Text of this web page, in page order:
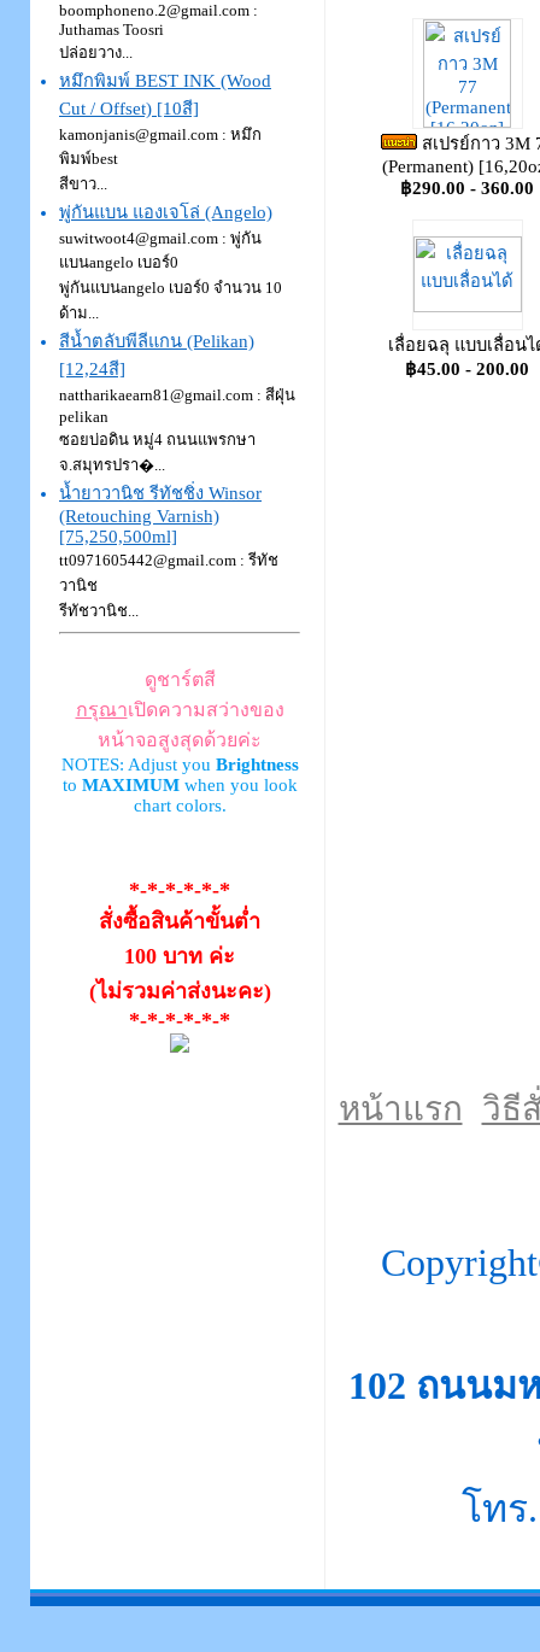
boomphoneno.2@gmail.com :
Juthamas Toosri
ปล่อยวาง...
หมึกพิมพ์ BEST INK (Wood
Cut / Offset) [10สี]
kamonjanis@gmail.com : หมึก
พิมพ์best
สีขาว...
พู่กันแบน แองเจโล่ (Angelo)
suwitwoot4@gmail.com : พู่กัน
แบนangelo เบอร์0
พู่กันแบนangelo เบอร์0 จำนวน 10
ด้าม...
สีน้ำตลับพีลีแกน (Pelikan)
[12,24สี]
nattharikaearn81@gmail.com : สีฝุ่น
pelikan
ซอยบ่อดิน หมู่4 ถนนแพรกษา
จ.สมุทรปรา�...
น้ำยาวานิช รีทัชชิ่ง Winsor
(Retouching Varnish)
[75,250,500ml]
tt0971605442@gmail.com : รีทัช
วานิช
รีทัชวานิช...
ดูชาร์ตสี
กรุณาเปิดความสว่างของ
หน้าจอสูงสุดด้วยค่ะ
NOTES: Adjust you Brightness
to MAXIMUMwhen you look
chart colors.
*-*-*-*-*-*
สั่งซื้อสินค้าขั้นต่ำ
100 บาท ค่ะ
(ไม่รวมค่าส่งนะคะ)
*-*-*-*-*-*
สเปรย์กาว 3M
(Permanent)
฿290.00 - 360.00
เลื่อยฉลุ แบบเลื่อนไ
฿45.00 - 200.00
หน้าแรก วิธี
102 ถนนม
โทร